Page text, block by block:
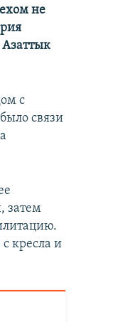
не
Азаттык
с
связи
затем
кресла и